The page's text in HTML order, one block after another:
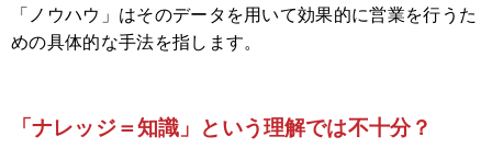
「ノウハウ」はそのデータを用いて効果的に営業を行うた
めの具体的な手法を指します。
「ナレッジ＝知識」という理解では不十分？